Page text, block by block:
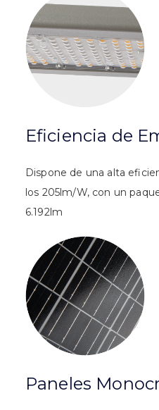
Eficiencia de
Dispone de una alta
los 205lm/W, con un
6.192lm
Paneles